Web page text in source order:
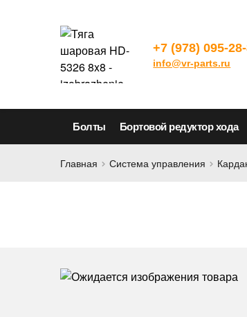
+7 (978) 095-
info@vr-parts.ru
Болты Бортовой редуктор хода
Главная Система управления